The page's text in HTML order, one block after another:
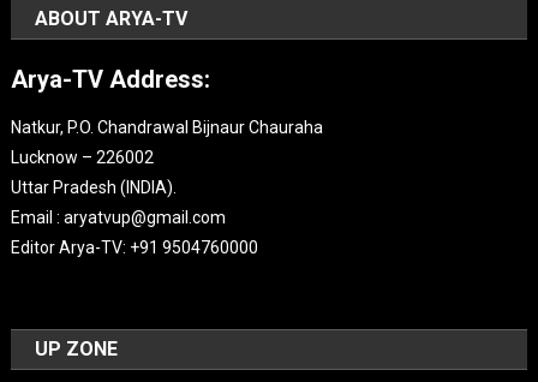
ABOUT ARYA-TV
Arya-TV Address:
Natkur, P.O. Chandrawal Bijnaur Chauraha
Lucknow – 226002
Uttar Pradesh (INDIA).
Email : aryatvup@gmail.com
Editor Arya-TV: +91 9504760000
UP ZONE